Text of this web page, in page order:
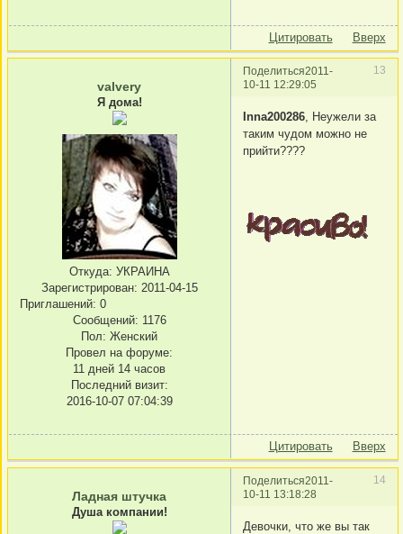
Цитировать Вверх
Поделиться 13
2011-
10-11 12:29:05
valvery
Я дома!
Откуда: УКРАИНА
Зарегистрирован: 2011-04-15
Приглашений: 0
Сообщений: 1176
Пол: Женский
Провел на форуме:
11 дней 14 часов
Последний визит:
2016-10-07 07:04:39
Inna200286 , Неужели за
таким чудом можно не
прийти????
Цитировать Вверх
Поделиться 14
2011-
10-11 13:18:28
Ладная штучка
Душа компании!
Девочки, что же вы так